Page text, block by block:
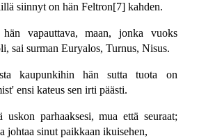
siinnyt on hän Feltron[7] kahden.
vapauttava, maan, jonka vuoks
sai surman Euryalos, Turnus, Nisus.
kaupunkihin hän sutta tuota on
ensi kateus sen irti päästi.
uskon parhaaksesi, mua että seuraat;
johtaa sinut paikkaan ikuisehen,